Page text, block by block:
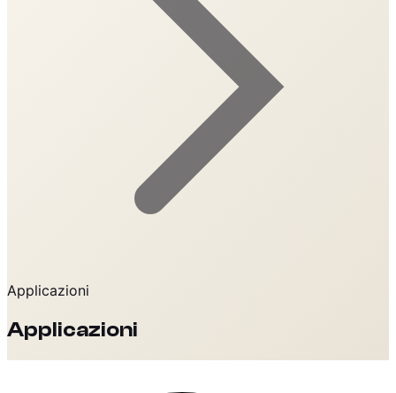
Applicazioni
Applicazioni